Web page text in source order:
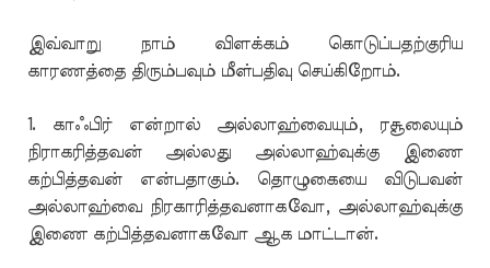
இவ்வாறு நாம் விளக்கம் கொடுப்பதற்குரிய
காரணத்தை திரும்பவும் மீள்பதிவு செய்கிறோம்.
1. காஃபிர் என்றால் அல்லாஹ்வையும், ரசூலையும்
நிராகரித்தவன் அல்லது அல்லாஹ்வுக்கு இணை
கற்பித்தவன் என்பதாகும். தொழுகையை விடுபவன்
அல்லாஹ்வை நிரகாரித்தவனாகவோ, அல்லாஹ்வுக்கு
இணை கற்பித்தவனாகவோ ஆக மாட்டான்.